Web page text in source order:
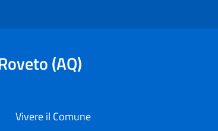
(AQ)
Vivere il Comune